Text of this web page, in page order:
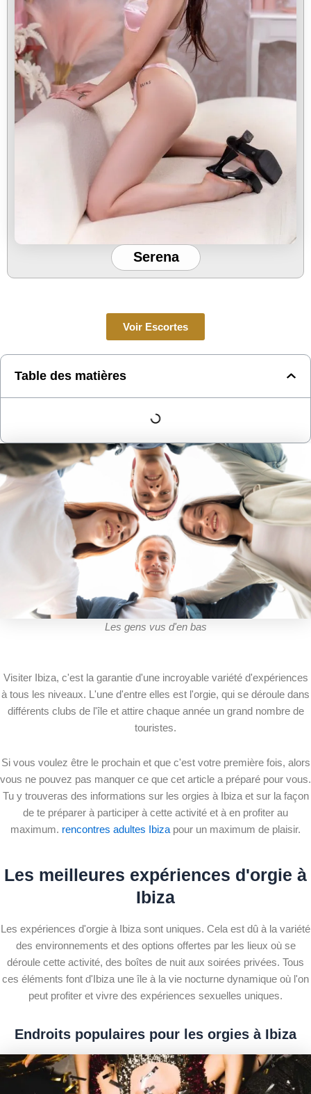
Serena
Voir Escortes
Table des matières
Les gens vus d'en bas
Visiter Ibiza, c'est la garantie d'une incroyable variété d'expériences
à tous les niveaux. L'une d'entre elles est l'orgie, qui se déroule dans
différents clubs de l'île et attire chaque année un grand nombre de
touristes.
Si vous voulez être le prochain et que c'est votre première fois, alors
vous ne pouvez pas manquer ce que cet article a préparé pour vous.
Tu y trouveras des informations sur les orgies à Ibiza et sur la façon
de te préparer à participer à cette activité et à en profiter au
maximum. rencontres adultes Ibiza pour un maximum de plaisir.
Les meilleures expériences d'orgie à
Ibiza
Les expériences d'orgie à Ibiza sont uniques. Cela est dû à la variété
des environnements et des options offertes par les lieux où se
déroule cette activité, des boîtes de nuit aux soirées privées. Tous
ces éléments font d'Ibiza une île à la vie nocturne dynamique où l'on
peut profiter et vivre des expériences sexuelles uniques.
Endroits populaires pour les orgies à Ibiza